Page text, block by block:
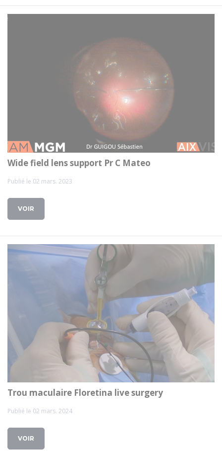
Wide field lens support Pr C Mateo
Publié le 02 mars. 2023
VOIR
Trou maculaire Floretina live surgery
Publié le 02 mars. 2024
VOIR